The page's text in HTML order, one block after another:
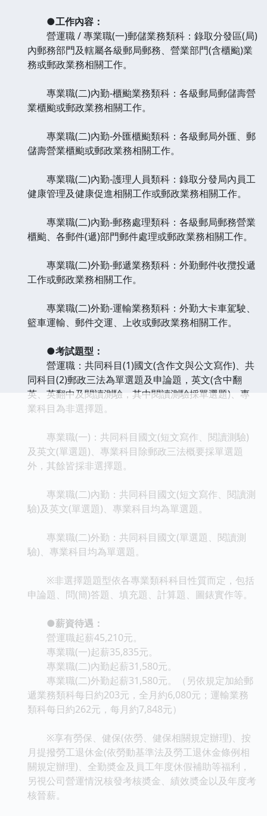
●工作內容：
營運職 / 專業職(一)郵儲業務類科：錄取分發區(局)
內郵務部門及轄屬各級郵局郵務、營業部門(含櫃颱)業
務或郵政業務相關工作。
專業職(二)內勤-櫃颱業務類科：各級郵局郵儲壽營
業櫃颱或郵政業務相關工作。
專業職(二)內勤-外匯櫃颱類科：各級郵局外匯、郵
儲壽營業櫃颱或郵政業務相關工作。
專業職(二)內勤-護理人員類科：錄取分發局內員工
健康管理及健康促進相關工作或郵政業務相關工作。
專業職(二)內勤-郵務處理類科：各級郵局郵務營業
櫃颱、各郵件(遞)部門郵件處理或郵政業務相關工作。
專業職(二)外勤-郵遞業務類科：外勤郵件收攬投遞
工作或郵政業務相關工作。
專業職(二)外勤-運輸業務類科：外勤大卡車駕駛、
籃車運輸、郵件交運、上收或郵政業務相關工作。
●考試題型：
營運職：共同科目(1)國文(含作文與公文寫作)、共
同科目(2)郵政三法為單選題及申論題，英文(含中翻
英、英翻中及閱讀測驗，其中閱讀測驗採單選題)、專
業科目為非選擇題。
專業職(一)：共同科目國文(短文寫作、閱讀測驗)
及英文(單選題)、專業科目除郵政三法概要採單選題
外，其餘皆採非選擇題。
專業職(二)內勤：共同科目國文(短文寫作、閱讀測
驗)及英文(單選題)、專業科目均為單選題。
專業職(二)外勤：共同科目國文(單選題、閱讀測
驗)、專業科目均為單選題。
※非選擇題題型依各專業類科科目性質而定，包括
申論題、問(簡)答題、填充題、計算題、圖錶實作等。
●薪資待遇：
營運職起薪45,210元。
專業職(一)起薪35,835元。
專業職(二)內勤起薪31,580元。
專業職(二)外勤起薪31,580元。（另依規定加給郵
遞業務類科每日約203元，全月約6,080元；運輸業務
類科每日約262元，每月約7,848元）
※享有勞保、健保(依勞、健保相關規定辦理)、按
月提撥勞工退休金(依勞動基準法及勞工退休金條例相
關規定辦理)、全勤奬金及員工年度休假補助等福利，
另視公司營運情況核發考核奬金、績效奬金以及年度考
核晉薪。